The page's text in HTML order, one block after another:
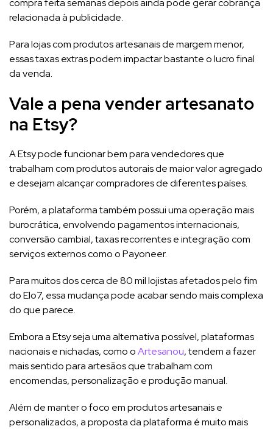
relacionada à publicidade.
Para lojas com produtos artesanais de margem menor,
essas taxas extras podem impactar bastante o lucro final
da venda.
Vale a pena vender artesanato
na Etsy?
A Etsy pode funcionar bem para vendedores que
trabalham com produtos autorais de maior valor agregado
e desejam alcançar compradores de diferentes países.
Porém, a plataforma também possui uma operação mais
burocrática, envolvendo pagamentos internacionais,
conversão cambial, taxas recorrentes e integração com
serviços externos como o Payoneer.
Para muitos dos cerca de 80 mil lojistas afetados pelo fim
do Elo7, essa mudança pode acabar sendo mais complexa
do que parece.
Embora a Etsy seja uma alternativa possível, plataformas
nacionais e nichadas, como oArtesanou, tendem a fazer
mais sentido para artesãos que trabalham com
encomendas, personalização e produção manual.
Além de manter o foco em produtos artesanais e
personalizados, a proposta da plataforma é muito mais